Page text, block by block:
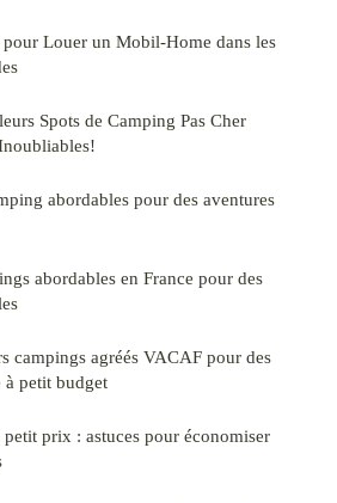
Louer un Mobil-Home dans les
Spots de Camping Pas Cher
abordables pour des aventures
abordables en France pour des
campings agréés VACAF pour des
à petit budget
prix : astuces pour économiser